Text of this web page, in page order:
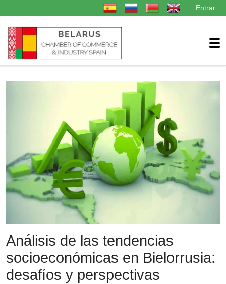
Seleccione su idioma Entrar
Análisis de las tendencias
socioeconómicas en Bielorrusia:
desafíos y perspectivas